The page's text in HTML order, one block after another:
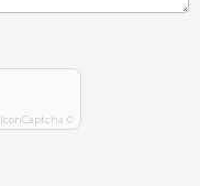
IconCaptcha ©